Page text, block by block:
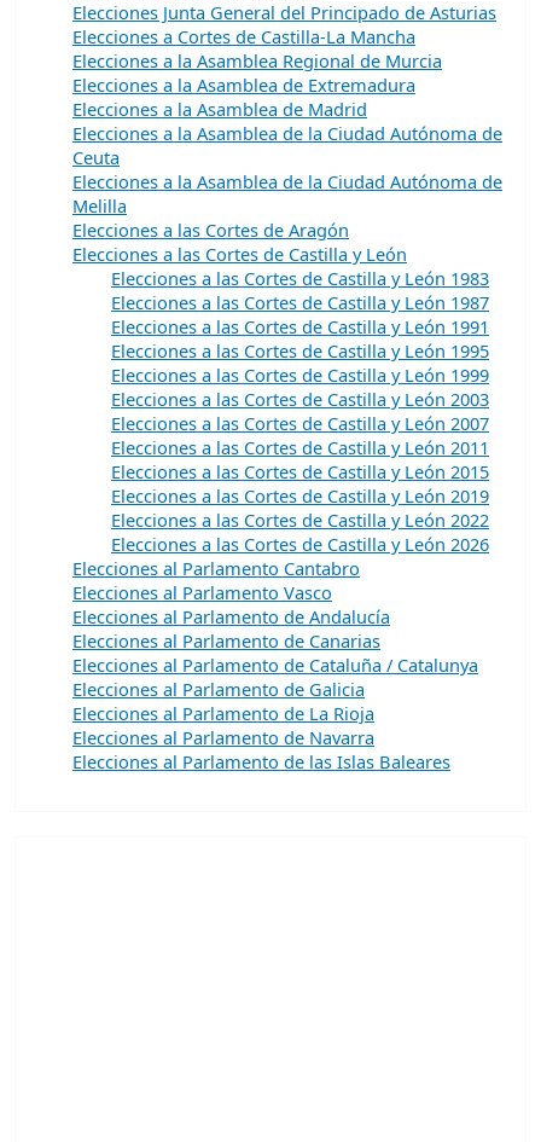
Elecciones Junta General del Principado de Asturias
Elecciones a Cortes de Castilla-La Mancha
Elecciones a la Asamblea Regional de Murcia
Elecciones a la Asamblea de Extremadura
Elecciones a la Asamblea de Madrid
Elecciones a la Asamblea de la Ciudad Autónoma de
Ceuta
Elecciones a la Asamblea de la Ciudad Autónoma de
Melilla
Elecciones a las Cortes de Aragón
Elecciones a las Cortes de Castilla y León
Elecciones a las Cortes de Castilla y León 1983
Elecciones a las Cortes de Castilla y León 1987
Elecciones a las Cortes de Castilla y León 1991
Elecciones a las Cortes de Castilla y León 1995
Elecciones a las Cortes de Castilla y León 1999
Elecciones a las Cortes de Castilla y León 2003
Elecciones a las Cortes de Castilla y León 2007
Elecciones a las Cortes de Castilla y León 2011
Elecciones a las Cortes de Castilla y León 2015
Elecciones a las Cortes de Castilla y León 2019
Elecciones a las Cortes de Castilla y León 2022
Elecciones a las Cortes de Castilla y León 2026
Elecciones al Parlamento Cantabro
Elecciones al Parlamento Vasco
Elecciones al Parlamento de Andalucía
Elecciones al Parlamento de Canarias
Elecciones al Parlamento de Cataluña / Catalunya
Elecciones al Parlamento de Galicia
Elecciones al Parlamento de La Rioja
Elecciones al Parlamento de Navarra
Elecciones al Parlamento de las Islas Baleares